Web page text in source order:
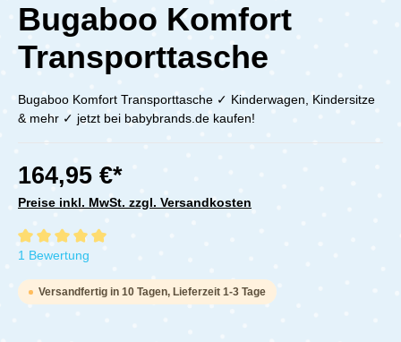
Bugaboo Komfort
Transporttasche
Bugaboo Komfort Transporttasche ✓ Kinderwagen, Kindersitze
& mehr ✓ jetzt bei babybrands.de kaufen!
164,95 €*
Preise inkl. MwSt. zzgl. Versandkosten
Durchschnittliche Bewertung von 5 von 5 Sternen
1 Bewertung
Versandfertig in 10 Tagen, Lieferzeit 1-3 Tage